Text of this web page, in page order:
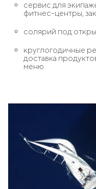
сервис для
фитнес-центры,
солярий под
круглогодичные
доставка
меню.